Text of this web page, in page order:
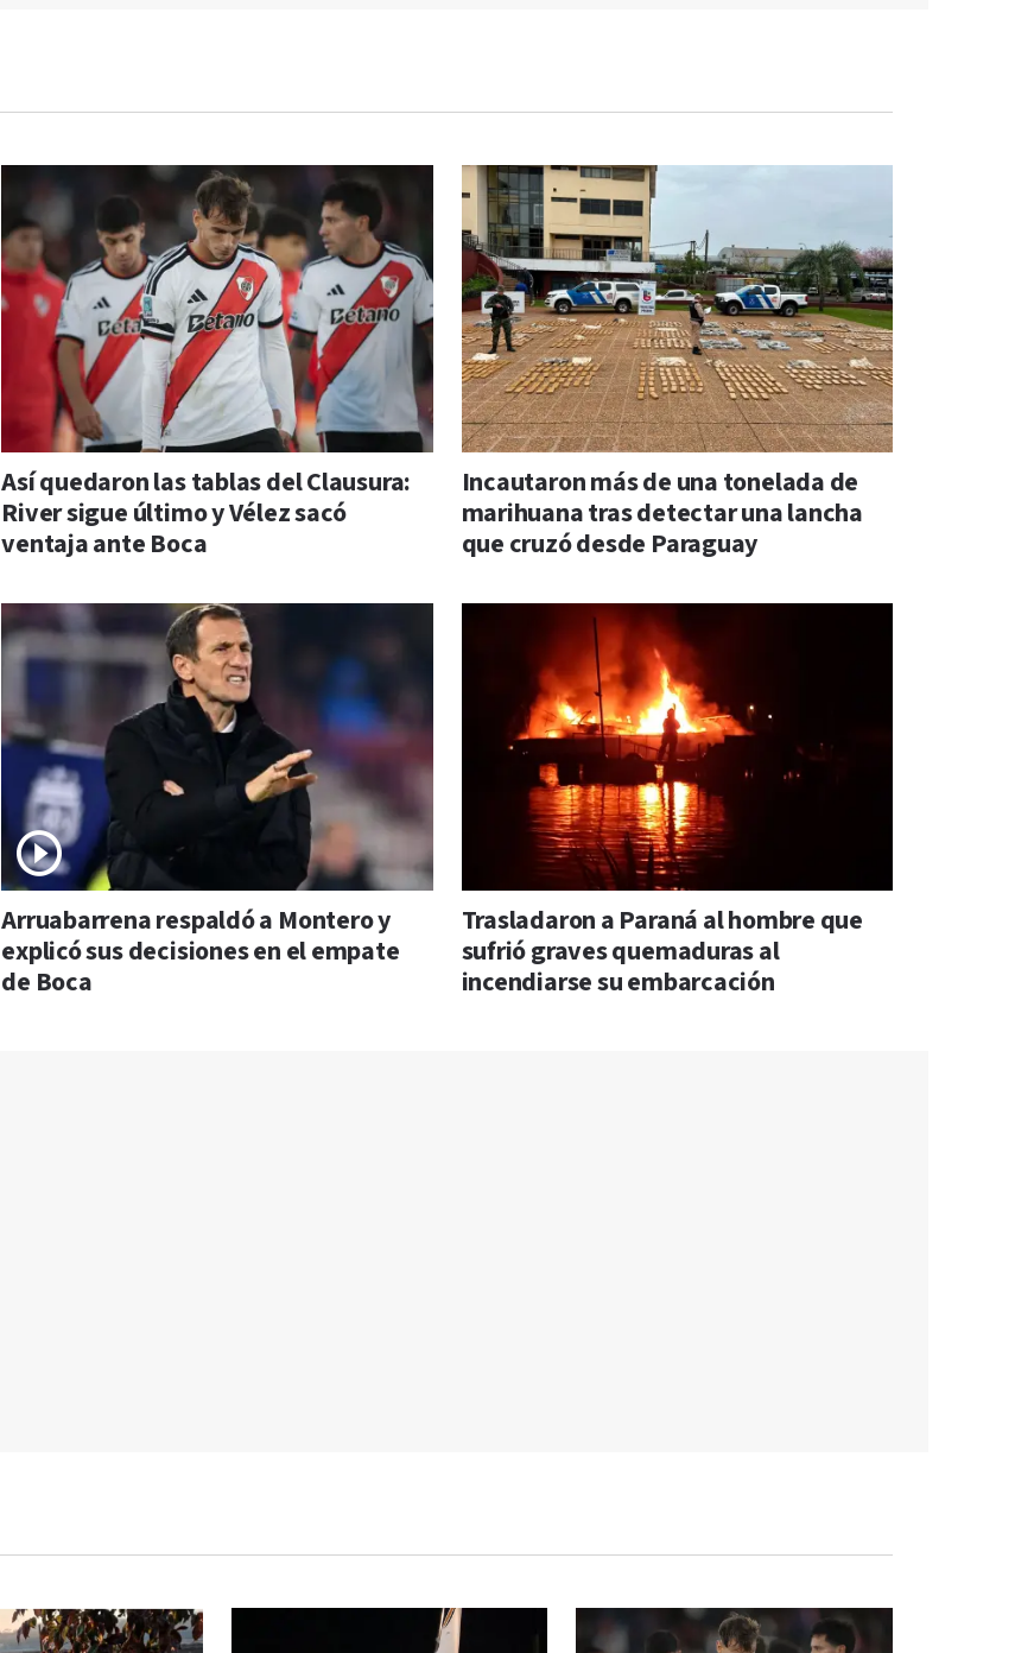
Así quedaron las tablas del Clausura:
River sigue último y Vélez sacó
ventaja ante Boca
Incautaron más de una tonelada de
marihuana tras detectar una lancha
que cruzó desde Paraguay
Arruabarrena respaldó a Montero y
explicó sus decisiones en el empate
de Boca
Trasladaron a Paraná al hombre que
sufrió graves quemaduras al
incendiarse su embarcación